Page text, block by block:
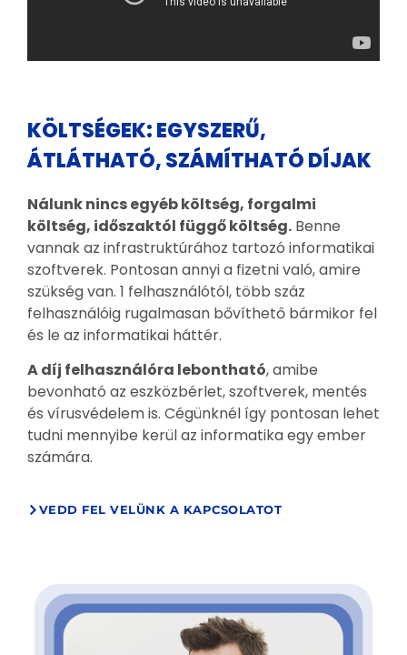
KÖLTSÉGEK: EGYSZERŰ,
ÁTLÁTHATÓ, SZÁMÍTHATÓ DÍJAK
Nálunk nincs egyéb költség, forgalmi
költség, időszaktól függő költség. Benne
vannak az infrastruktúrához tartozó informatikai
szoftverek. Pontosan annyi a fizetni való, amire
szükség van. 1 felhasználótól, több száz
felhasználóig rugalmasan bővíthető bármikor fel
és le az informatikai háttér.
A díj felhasználóra lebontható, amibe
bevonható az eszközbérlet, szoftverek, mentés
és vírusvédelem is. Cégünknél így pontosan lehet
tudni mennyibe kerül az informatika egy ember
számára.
VEDD FEL VELÜNK A KAPCSOLATOT